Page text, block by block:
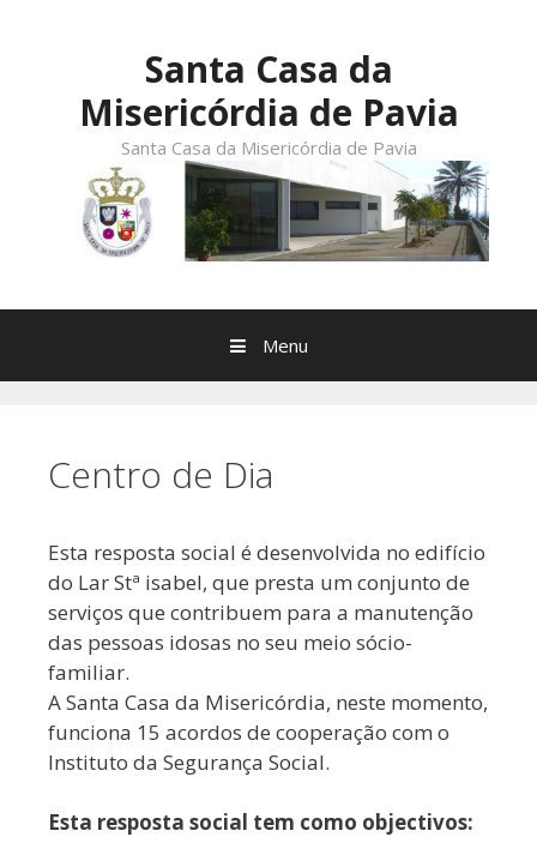
Santa Casa da
Misericórdia de Pavia
Santa Casa da Misericórdia de Pavia
Menu
Centro de Dia
Esta resposta social é desenvolvida no edifício
do Lar Stª isabel, que presta um conjunto de
serviços que contribuem para a manutenção
das pessoas idosas no seu meio sócio-
familiar.
A Santa Casa da Misericórdia, neste momento,
funciona 15 acordos de cooperação com o
Instituto da Segurança Social.
Esta resposta social tem como objectivos: